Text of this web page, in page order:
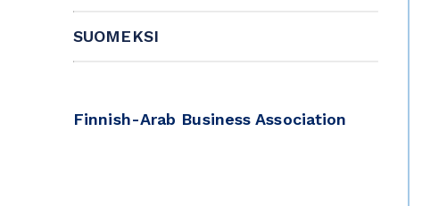
SUOMEKSI
Finnish-Arab Business Association